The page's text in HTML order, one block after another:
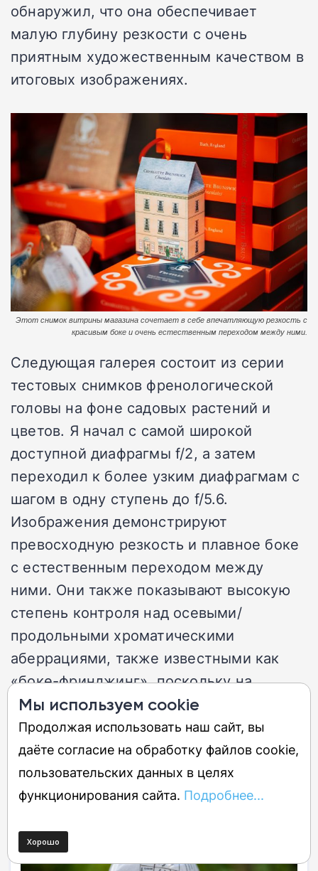
обнаружил, что она обеспечивает
малую глубину резкости с очень
приятным художественным качеством в
итоговых изображениях.
Этот снимок витрины магазина сочетает в себе впечатляющую резкость с
красивым боке и очень естественным переходом между ними.
Следующая галерея состоит из серии
тестовых снимков френологической
головы на фоне садовых растений и
цветов. Я начал с самой широкой
доступной диафрагмы f/2, а затем
переходил к более узким диафрагмам с
шагом в одну ступень до f/5.6.
Изображения демонстрируют
превосходную резкость и плавное боке
с естественным переходом между
ними. Они также показывают высокую
степень контроля над осевыми/
продольными хроматическими
аберрациями, также известными как
«боке-фринджинг», поскольку на
высококонтрастных переходах
непосредственно перед или за
плоскостью фокусировки нет
нежелательных цветовых окантовок.
Мы используем cookie
Продолжая использовать наш сайт, вы
даёте согласие на обработку файлов cookie,
пользовательских данных в целях
функционирования сайта. Подробнее...